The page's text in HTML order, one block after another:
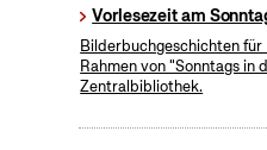
Vorlesezeit am
Bilderbuchgeschichten
Rahmen von "Sonntags in
Zentralbibliothek.